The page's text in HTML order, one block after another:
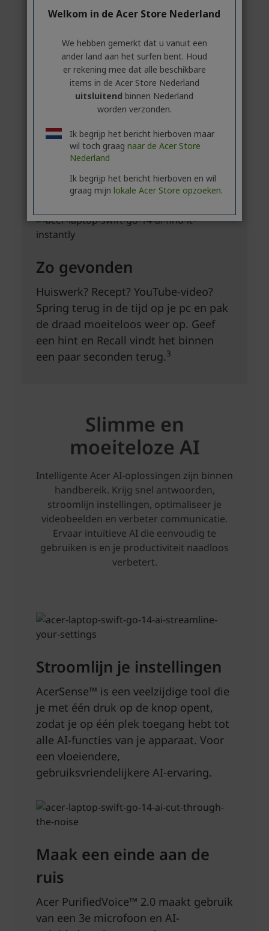
Welkom in de Acer Store Nederland
We hebben gemerkt dat u vanuit een
ander land aan het surfen bent. Houd
er rekening mee dat alle beschikbare
items in de Acer Store Nederland
uitsluitend binnen Nederland
worden verzonden.
Ik begrijp het bericht hierboven maar
wil toch graag naar de Acer Store
Nederland
Ik begrijp het bericht hierboven en wil
graag mijn lokale Acer Store opzoeken.